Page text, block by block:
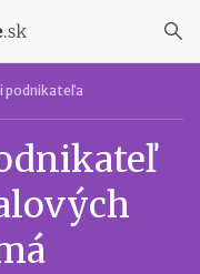
podnikateľa